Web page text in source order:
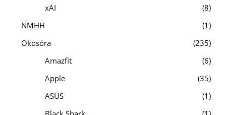
xAI
8
NMHH
1
Okosóra
235
Amazfit
6
Apple
35
ASUS
1